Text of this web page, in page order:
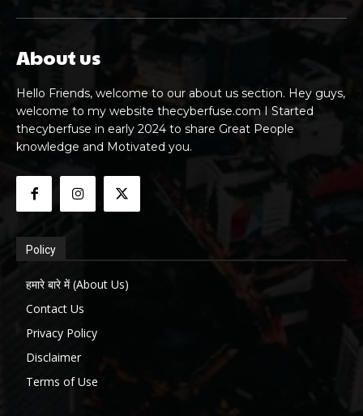
About us
Hello Friends, welcome to our about us section. Hey guys,
welcome to my website thecyberfuse.com I Started
thecyberfuse in early 2024 to share Great People
knowledge and Motivated you.
Policy
हमारे बारे में (About Us)
Contact Us
Privacy Policy
Disclaimer
Terms of Use